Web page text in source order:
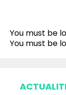
You must be
You must be